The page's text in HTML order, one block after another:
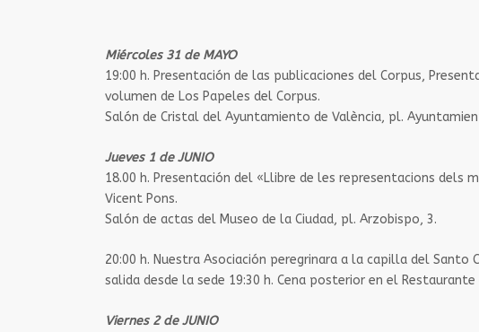
Miércoles 31 de MAYO
19:00 h. ​Presentación de las publicaciones del Corpus,
volumen de Los Papeles del Corpus.
Salón de Cristal del Ayuntamiento de València, pl.
Jueves 1 de JUNIO
18.00 h​​. Presentación del «Llibre de les representacions dels
Vicent Pons.
Salón de actas del Museo de la Ciudad, pl. Arzobispo, 3.
20:00 h. ​Nuestra Asociación peregrinara a la capilla del
salida desde la sede 19:30 h. Cena posterior en el
Viernes 2 de JUNIO